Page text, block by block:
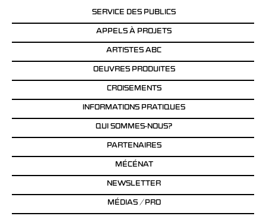
SERVICE DES PUBLICS
APPELS À PROJETS
ARTISTES ABC
OEUVRES PRODUITES
CROISEMENTS
INFORMATIONS PRATIQUES
QUI SOMMES-NOUS?
PARTENAIRES
MÉCÉNAT
NEWSLETTER
MÉDIAS / PRO